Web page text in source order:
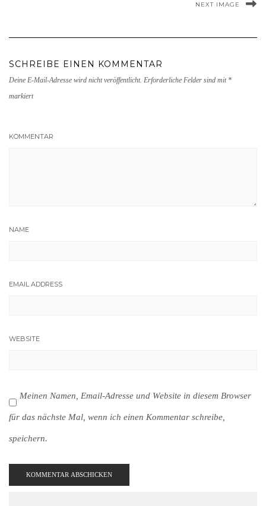
NEXT IMAGE
SCHREIBE EINEN KOMMENTAR
Deine E-Mail-Adresse wird nicht veröffentlicht. Erforderliche Felder sind mit *
markiert
KOMMENTAR
NAME
EMAIL ADDRESS
WEBSITE
Meinen Namen, Email-Adresse und Website in diesem Browser
für das nächste Mal, wenn ich einen Kommentar schreibe,
speichern.